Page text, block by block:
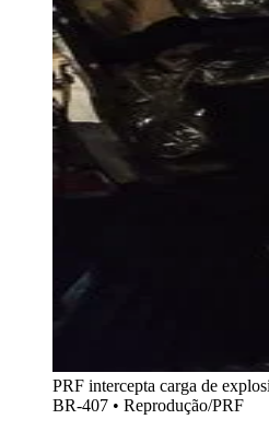
PRF intercepta carga de
BR-407 • Reprodução/PRF